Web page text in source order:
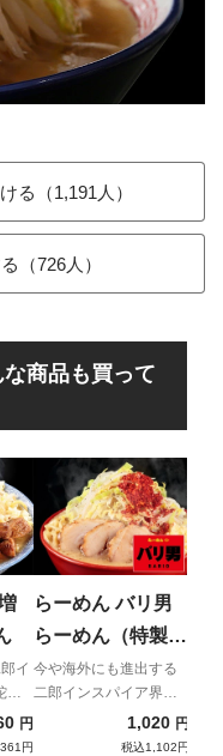
る（1,191人）
（726人）
商品も買って
イ
の
円
円
らーめん バリ男
らーめん（特製唐
花付き）
今や海外にも進出する
二郎インスパイア界の
1,020 円
税込1,102円